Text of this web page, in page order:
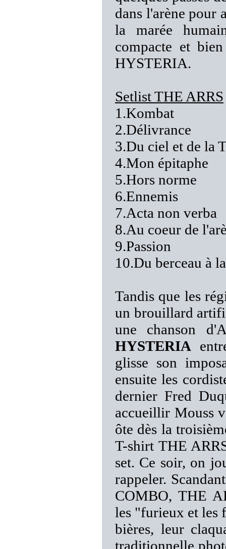
dans l'arène pour
la marée
compacte et
HYSTERIA.
Setlist THE ARRS
1.Kombat
2.Délivrance
3.Du ciel et de la
4.Mon épitaphe
5.Hors norme
6.Ennemis
7.Acta non verba
8.Au coeur de
9.Passion
10.Du berceau à
Tandis que les
un brouillard
une chanson
HYSTERIA
glisse son
ensuite les
dernier Fred
accueillir Mouss
ôte dès la
T-shirt THE
set. Ce soir, on
rappeler.
COMBO, THE
les "furieux et les
bières, leur
traditionnelle